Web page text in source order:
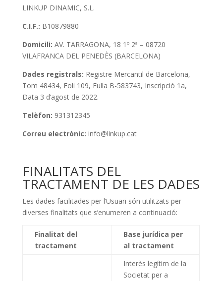
LINKUP DINAMIC, S.L.
C.I.F.: B10879880
Domicili: AV. TARRAGONA, 18 1º 2ª – 08720
VILAFRANCA DEL PENEDÈS (BARCELONA)
Dades registrals: Registre Mercantil de Barcelona,
Tom 48434, Foli 109, Fulla B-583743, Inscripció 1a,
Data 3 d’agost de 2022.
Telèfon: 931312345
Correu electrònic: info@linkup.cat
FINALITATS DEL
TRACTAMENT DE LES DADES
Les dades facilitades per l’Usuari són utilitzats per
diverses finalitats que s’enumeren a continuació:
Finalitat del
tractament
Base jurídica per
al tractament
Interès legítim de la
Societat per a